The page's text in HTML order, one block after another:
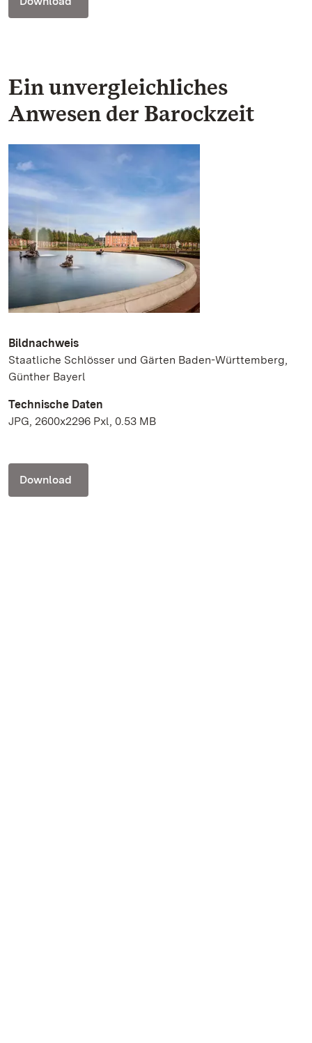
Ein unvergleichliches
Anwesen der Barockzeit
Bildnachweis
Staatliche Schlösser und Gärten Baden-Württemberg,
Günther Bayerl
Technische Daten
JPG, 2600x2296 Pxl, 0.53 MB
Download